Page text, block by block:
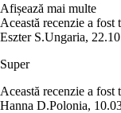
Afișează mai multe
Această recenzie a fost
Eszter S.Ungaria,
Super
Această recenzie a fost
Hanna D.Polonia,